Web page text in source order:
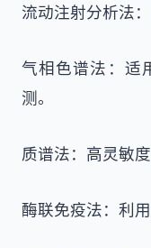
流动注射分析法
气相色谱法：适
测。
质谱法：高灵敏
酶联免疫法：利